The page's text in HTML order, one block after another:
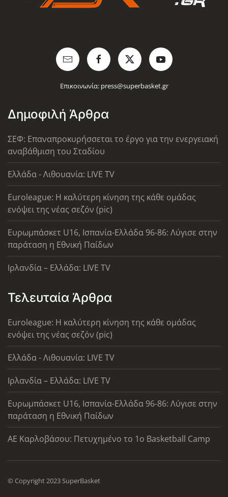
Επικοινωνία: press@superbasket.gr
Δημοφιλή Άρθρα
ΣΕΦ: Επαναπροκυρήσσεται το έργο για την ενεργειακή
αναβάθμιση του Σταδίου
Ελλάδα - Λιθουανία: LIVE TV
Euroleague: Η καλύτερη κίνηση της κάθε ομάδας
ενόψει της νέας σεζόν (pic)
Ευρωμπάσκετ U16, Ισπανία-Ελλάδα 96-86: Λύγισε στην
παράταση η Εθνική Παίδων
Ιρλανδία – Ελλάδα: LIVE TV
Τελευταία Άρθρα
Euroleague: Η καλύτερη κίνηση της κάθε ομάδας
ενόψει της νέας σεζόν (pic)
Ελλάδα - Λιθουανία: LIVE TV
Ιρλανδία – Ελλάδα: LIVE TV
Ευρωμπάσκετ U16, Ισπανία-Ελλάδα 96-86: Λύγισε στην
παράταση η Εθνική Παίδων
ΑΕ Καρλοβάσου: Πετυχημένο το 1ο Basketball Camp
© Copyright 2023 SuperBasket